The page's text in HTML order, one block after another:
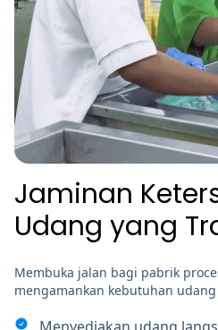
Jaminan
Udang yang
Membuka jalan bagi pabrik
mengamankan kebutuhan